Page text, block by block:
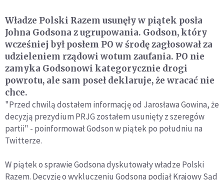
Władze Polski Razem usunęły w piątek posła
Johna Godsona z ugrupowania. Godson, który
wcześniej był posłem PO w środę zagłosował za
udzieleniem rządowi wotum zaufania. PO nie
zamyka Godsonowi kategorycznie drogi
powrotu, ale sam poseł deklaruje, że wracać nie
chce.
"Przed chwilą dostałem informację od Jarosława Gowina, że
decyzją prezydium PRJG zostałem usunięty z szeregów
partii" - poinformował Godson w piątek po południu na
Twitterze.
W piątek o sprawie Godsona dyskutowały władze Polski
Razem. Decyzję o wykluczeniu Godsona podjął Krajowy Sąd